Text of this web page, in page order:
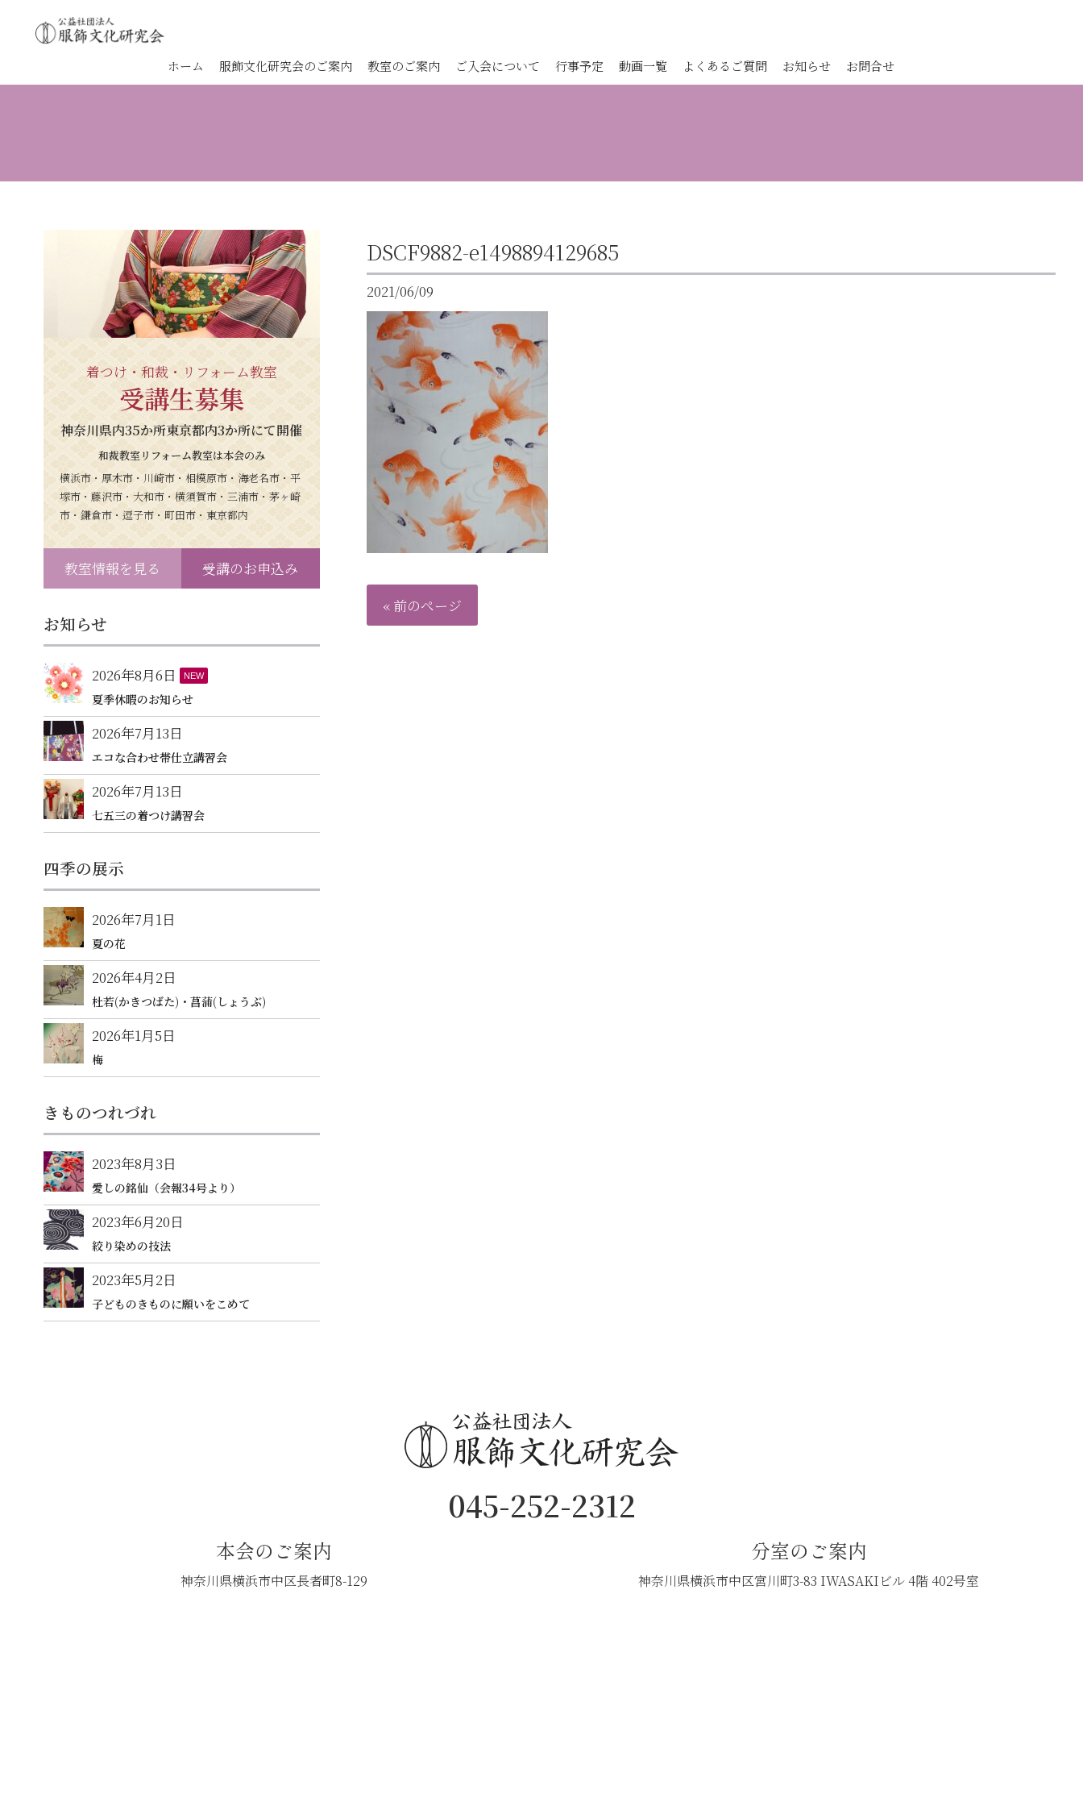
ホーム 服飾文化研究会のご案内 教室のご案内 ご入会について 行事予定 動画一覧 よくあるご質問 お知らせ お問合せ
DSCF9882-e1498894129685
2021/06/09
« 前のページ
着つけ・和裁・リフォーム教室
受講生募集
神奈川県内35か所東京都内3か所にて開催
和裁教室リフォーム教室は本会のみ
横浜市・厚木市・川崎市・相模原市・海老名市・平
塚市・藤沢市・大和市・横須賀市・三浦市・茅ヶ崎
市・鎌倉市・逗子市・町田市・東京都内
教室情報を見る 受講のお申込み
お知らせ
2026年8月6日 NEW
夏季休暇のお知らせ
2026年7月13日
エコな合わせ帯仕立講習会
2026年7月13日
七五三の着つけ講習会
四季の展示
2026年7月1日
夏の花
2026年4月2日
杜若(かきつばた)・菖蒲(しょうぶ)
2026年1月5日
梅
きものつれづれ
2023年8月3日
愛しの銘仙（会報34号より）
2023年6月20日
絞り染めの技法
2023年5月2日
子どものきものに願いをこめて
045-252-2312
本会のご案内
神奈川県横浜市中区長者町8-129
分室のご案内
神奈川県横浜市中区宮川町3-83 IWASAKIビル 4階 402号室